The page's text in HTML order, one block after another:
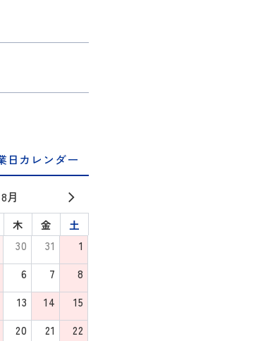
日カレンダー
月
木 金
土
30 31
1
6 7
8
13 14
15
20 21
22